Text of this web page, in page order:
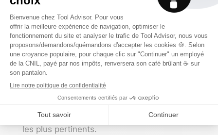
(seulement) 1 ou 2 job
boards pertinents
Les TPE n’ont pas les moyens d’être sur
Welcome To The Jungle ni le temps de
déposer les annonces sur 350 job boards.
Allez à l’essentiel et, si vous décidez de
passer par un job board, sélectionnez le ou
les plus pertinents.